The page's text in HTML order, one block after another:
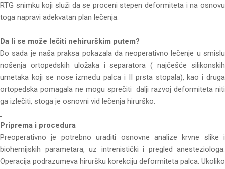
RTG snimku koji služi da se proceni stepen deformiteta i na osnovu
toga napravi adekvatan plan lečenja.
Da li se može lečiti nehirurškim putem?
Do sada je naša praksa pokazala da neoperativno lečenje u smislu
nošenja ortopedskih uložaka i separatora ( najčešće silikonskih
umetaka koji se nose između palca i II prsta stopala), kao i druga
ortopedska pomagala ne mogu sprečiti dalji razvoj deformiteta niti
ga izlečiti, stoga je osnovni vid lečenja hirurško.
Priprema i procedura
Preoperativno je potrebno uraditi osnovne analize krvne slike i
biohemijskih parametara, uz intrenistički i pregled anesteziologa.
Operacija podrazumeva hiruršku korekciju deformiteta palca. Ukoliko